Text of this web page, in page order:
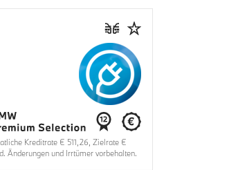
Kreditrate € 511,26, Zielrate €
und Irrtümer vorbehalten.